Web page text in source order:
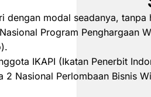
dengan modal seadanya,
Program Penghargaan
IKAPI (Ikatan Penerbit
2 Nasional Perlombaan Bisnis